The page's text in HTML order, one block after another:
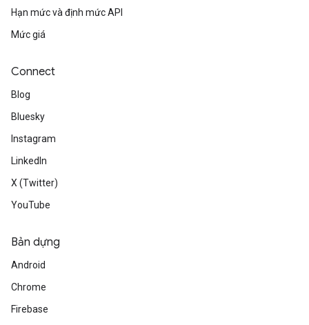
Hạn mức và định mức API
Mức giá
Connect
Blog
Bluesky
Instagram
LinkedIn
X (Twitter)
YouTube
Bản dựng
Android
Chrome
Firebase